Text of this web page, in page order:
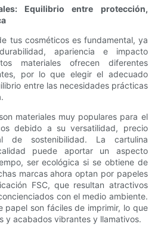
Equilibrio entre protección,
tus cosméticos es fundamental, ya
apariencia e impacto
materiales ofrecen diferentes
por lo que elegir el adecuado
entre las necesidades prácticas
materiales muy populares para el
debido a su versatilidad, precio
de sostenibilidad. La cartulina
puede aportar un aspecto
ser ecológica si se obtiene de
marcas ahora optan por papeles
FSC, que resultan atractivos
con el medio ambiente.
papel son fáciles de imprimir, lo que
y acabados vibrantes y llamativos.